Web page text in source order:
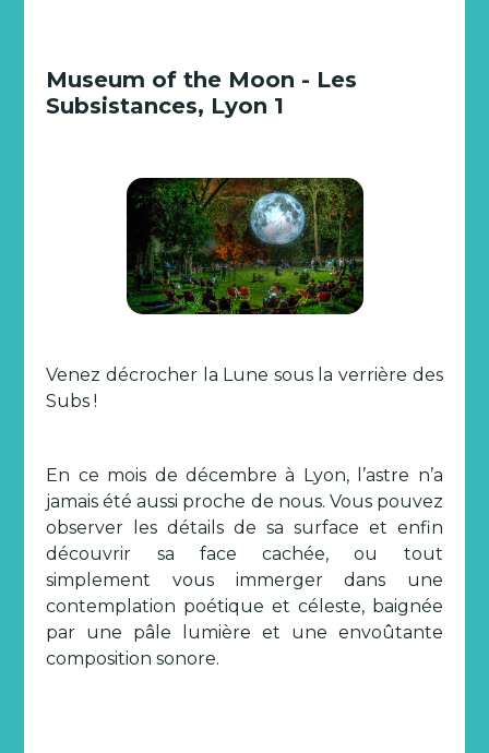
Museum of the Moon - Les
Subsistances, Lyon 1
Venez décrocher la Lune sous la verrière des
Subs !
En ce mois de décembre à Lyon, l’astre n’a
jamais été aussi proche de nous. Vous pouvez
observer les détails de sa surface et enfin
découvrir sa face cachée, ou tout
simplement vous immerger dans une
contemplation poétique et céleste, baignée
par une pâle lumière et une envoûtante
composition sonore.